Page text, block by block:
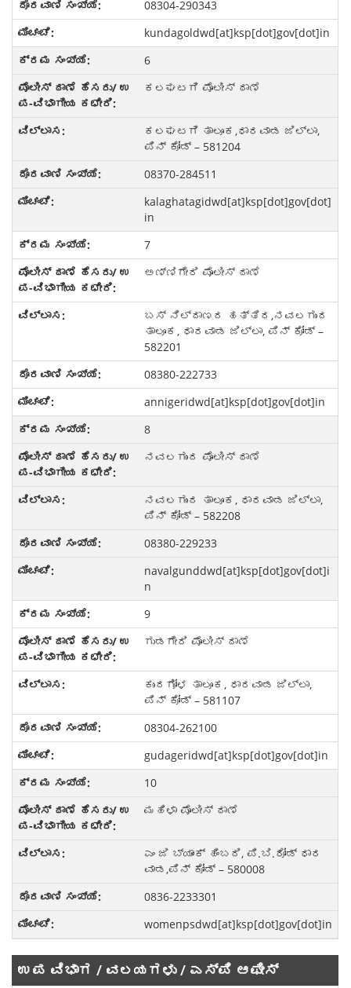
08304-290343
kundagoldwd[at]ksp[dot]gov[dot]in
6
ಕಲಘಟಗಿ ಪೊಲೀಸ್ ಠಾಣೆ
ಕಲಘಟಗಿ ತಾಲೂಕ,ಧಾರವಾಡ ಜಿಲ್ಲಾ,
ಪಿನ್ ಕೋಡ್ – 581204
08370-284511
kalaghatagidwd[at]ksp[dot]gov[dot]
in
7
ಅಣ್ಣಿಗೇರಿ ಪೊಲೀಸ್ ಠಾಣೆ
ಬಸ್ ನಿಲ್ದಾಣದ ಹತ್ತಿರ,ನವಲಗುಂದ
ತಾಲೂಕ, ಧಾರವಾಡ ಜಿಲ್ಲಾ, ಪಿನ್ ಕೋಡ್ –
582201
08380-222733
annigeridwd[at]ksp[dot]gov[dot]in
8
ನವಲಗುಂದ ಪೊಲೀಸ್ ಠಾಣೆ
ನವಲಗುಂದ ತಾಲೂಕ, ಧಾರವಾಡ ಜಿಲ್ಲಾ,
ಪಿನ್ ಕೋಡ್ – 582208
08380-229233
navalgunddwd[at]ksp[dot]gov[dot]i
n
9
ಗುಡಗೇರಿ ಪೊಲೀಸ್ ಠಾಣೆ
ಕುಂದಗೋಳ ತಾಲೂಕ, ಧಾರವಾಡ ಜಿಲ್ಲಾ,
ಪಿನ್ ಕೋಡ್ – 581107
08304-262100
gudageridwd[at]ksp[dot]gov[dot]in
10
ಮಹಿಳಾ ಪೊಲೀಸ್ ಠಾಣೆ
ಎಂ ಜಿ ಬ್ಯಾಂಕ್ ಹಿಂಬದಿ, ಪಿ.ಬಿ.ರೋಡ್ ಧಾರ
ವಾಡ,ಪಿನ್ ಕೋಡ್ – 580008
0836-2233301
womenpsdwd[at]ksp[dot]gov[dot]in
ಉಪ ವಿಭಾಗ / ವಲಯಗಳು / ಎಸ್ಪಿ ಆಫೀಸ್